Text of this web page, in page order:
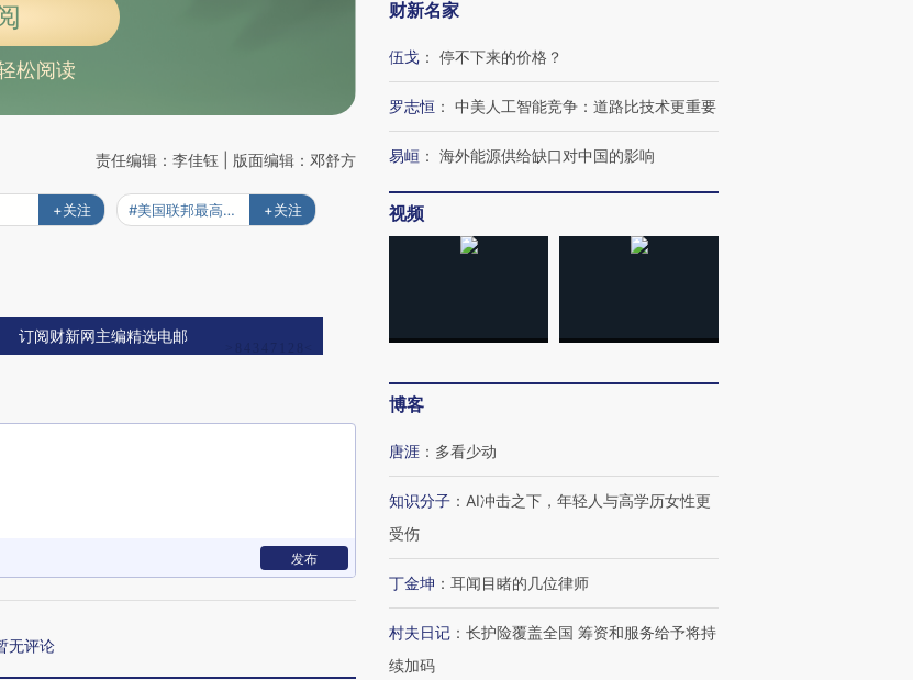
松阅读
责任编辑：李佳钰 | 版面编辑：邓舒方
+关注 #美国联邦最高法院 +关注
订阅财新网主编精选电邮
发布
无评论
财新名家
伍戈 ： 停不下来的价格？
罗志恒 ： 中美人工智能竞争：道路比技术更重要
易峘 ： 海外能源供给缺口对中国的影响
视频
博客
唐涯 ： 多看少动
知识分子 ： AI冲击之下，年轻人与高学历女性更
受伤
丁金坤 ： 耳闻目睹的几位律师
村夫日记 ： 长护险覆盖全国 筹资和服务给予将持
续加码